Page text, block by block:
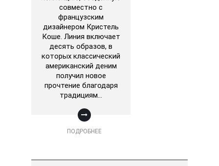
совместно с
французским
дизайнером Кристель
Коше. Линия включает
десять образов, в
которых классический
американский деним
получил новое
прочтение благодаря
традициям…
ПОДРОБНЕЕ